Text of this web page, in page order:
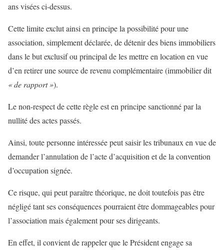
ans visées ci-dessus.
Cette limite exclut ainsi en principe la possibilité pour une
association, simplement déclarée, de détenir des biens immobiliers
dans le but exclusif ou principal de les mettre en location en vue
d’en retirer une source de revenu complémentaire (immobilier dit
« de rapport »).
Le non-respect de cette règle est en principe sanctionné par la
nullité des actes passés.
Ainsi, toute personne intéressée peut saisir les tribunaux en vue de
demander l’annulation de l’acte d’acquisition et de la convention
d’occupation signée.
Ce risque, qui peut paraître théorique, ne doit toutefois pas être
négligé tant ses conséquences pourraient être dommageables pour
l’association mais également pour ses dirigeants.
En effet, il convient de rappeler que le Président engage sa